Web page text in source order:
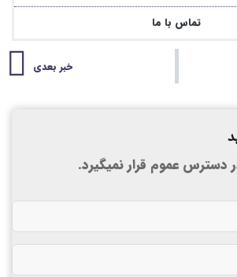
تماس با ما
خبر بعدی
دسترس عموم قرار نمیگیرد.